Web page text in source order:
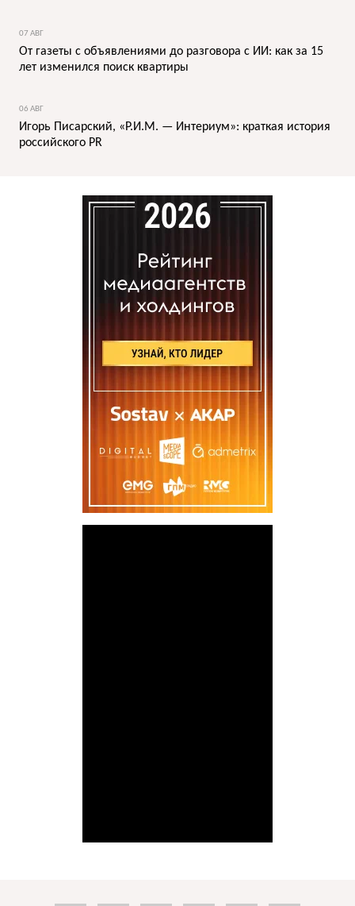
07 АВГ
От газеты с объявлениями до разговора с ИИ: как за 15
лет изменился поиск квартиры
06 АВГ
Игорь Писарский, «Р.И.М. — Интериум»: краткая история
российского PR